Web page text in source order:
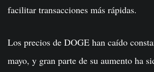
facilitar transacciones más rápidas.
Los precios de DOGE han caído
mayo, y gran parte de su aumento ha